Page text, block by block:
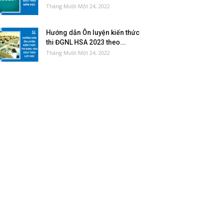
Tháng Mười Một 24, 2022
Hướng dẫn Ôn luyện kiến thức
thi ĐGNL HSA 2023 theo...
Tháng Mười Một 24, 2022